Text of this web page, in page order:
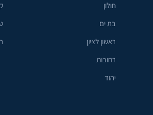
חולון
בת ים
ראשון לציון
רחובות
יהוד